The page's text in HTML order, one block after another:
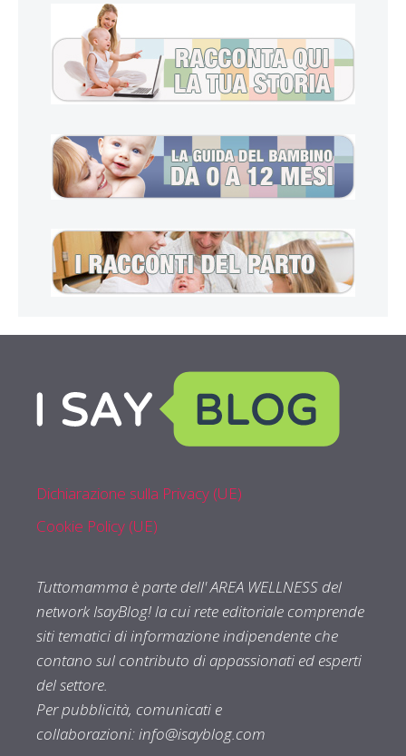
Dichiarazione sulla Privacy (UE)
Cookie Policy (UE)
Tuttomamma è parte dell' AREA WELLNESS del
network IsayBlog! la cui rete editoriale comprende
siti tematici di informazione indipendente che
contano sul contributo di appassionati ed esperti
del settore.
Per pubblicità, comunicati e
collaborazioni:info@isayblog.com